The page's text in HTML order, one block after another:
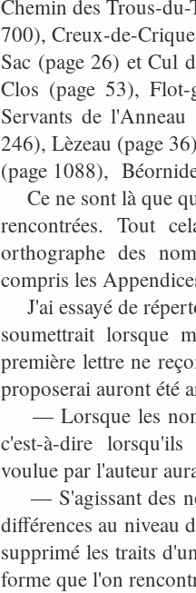
Chemin des Trous-
700), Creux-de-
Sac (page 26) et Cul
Clos (page 53),
Servants de
246), Lèzeau (page
(page 1088),
Ce ne sont là que
rencontrées. Tout
orthographe des
compris les
J'ai essayé de
soumettrait lorsque
première lettre ne
proposerai auront été
— Lorsque les
c'est-à-dire
voulue par l'auteur
— S'agissant des
différences au niveau
supprimé les traits
forme que l'on